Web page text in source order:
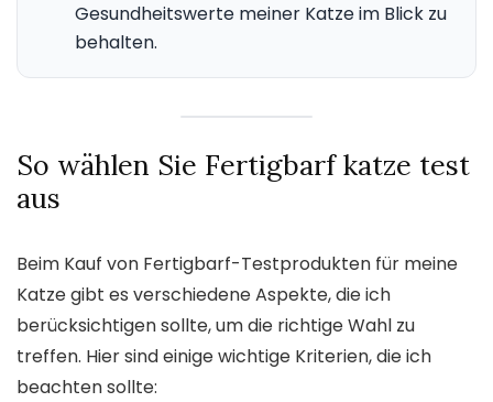
Gesundheitswerte meiner Katze im Blick zu
behalten.
So wählen Sie Fertigbarf katze test
aus
Beim Kauf von Fertigbarf-Testprodukten für meine
Katze gibt es verschiedene Aspekte, die ich
berücksichtigen sollte, um die richtige Wahl zu
treffen. Hier sind einige wichtige Kriterien, die ich
beachten sollte: